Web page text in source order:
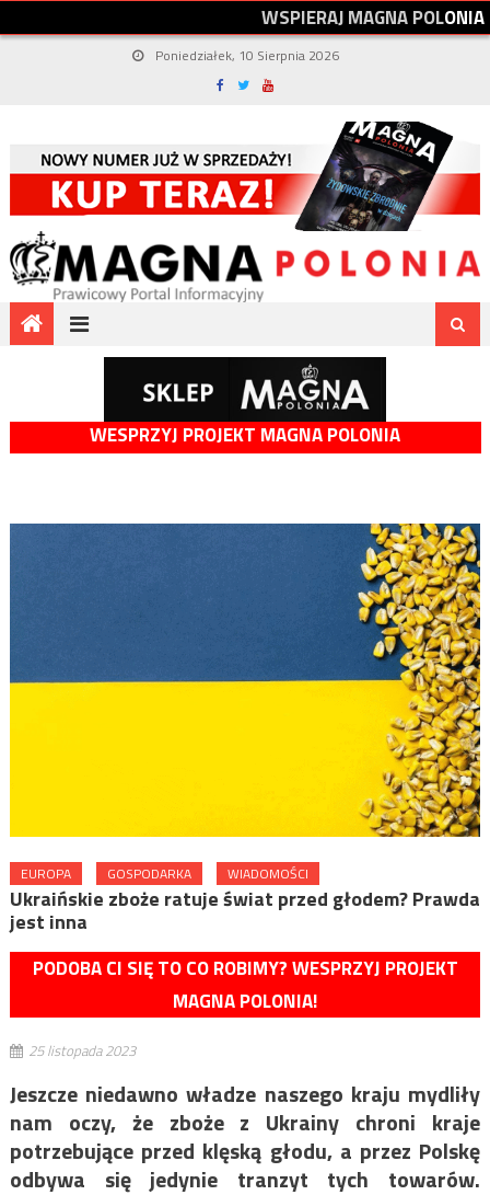
WSPIERAJMAGNAPOLONIA
Poniedziałek, 10 Sierpnia 2026
WESPRZYJ PROJEKT MAGNA POLONIA
EUROPA GOSPODARKA WIADOMOŚCI
Ukraińskie zboże ratuje świat przed głodem? Prawda
jest inna
PODOBA CI SIĘ TO CO ROBIMY? WESPRZYJ PROJEKT
MAGNA POLONIA!
25 listopada 2023
Jeszcze niedawno władze naszego kraju mydliły
nam oczy, że zboże z Ukrainy chroni kraje
potrzebujące przed klęską głodu, a przez Polskę
odbywa się jedynie tranzyt tych towarów.